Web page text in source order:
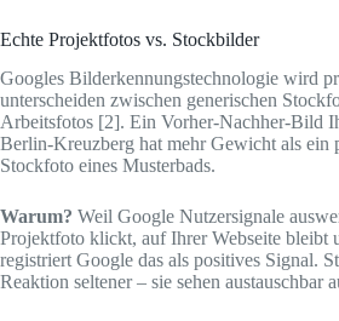
Echte Projektfotos vs. Stockbilder
Googles Bilderkennungstechnologie wird
unterscheiden zwischen generischen
Arbeitsfotos [2]. Ein Vorher-Nachher-Bild
Berlin-Kreuzberg hat mehr Gewicht als ein
Stockfoto eines Musterbads.
Warum? Weil Google Nutzersignale
Projektfoto klickt, auf Ihrer Webseite bleibt
registriert Google das als positives Signal.
Reaktion seltener – sie sehen austauschbar